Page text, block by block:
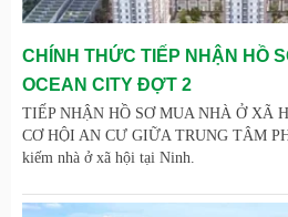
CHÍNH THỨC TIẾP NHẬN HỒ
OCEAN CITY ĐỢT 2
TIẾP NHẬN HỒ SƠ MUA NHÀ Ở XÃ
CƠ HỘI AN CƯ GIỮA TRUNG TÂM
kiếm nhà ở xã hội tại Ninh.